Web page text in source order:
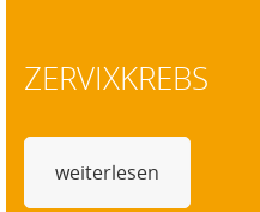
ZERVIXKREBS
weiterlesen